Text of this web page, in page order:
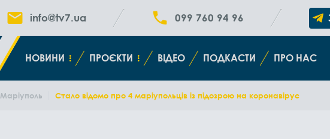
info@tv7.ua 099 760 94 96
НОВИНИ ПРОЄКТИ ВІДЕО ПОДКАСТИ ПРО НАС
Маріуполь Стало відомо про 4 маріупольців із підозрою на коронавірус